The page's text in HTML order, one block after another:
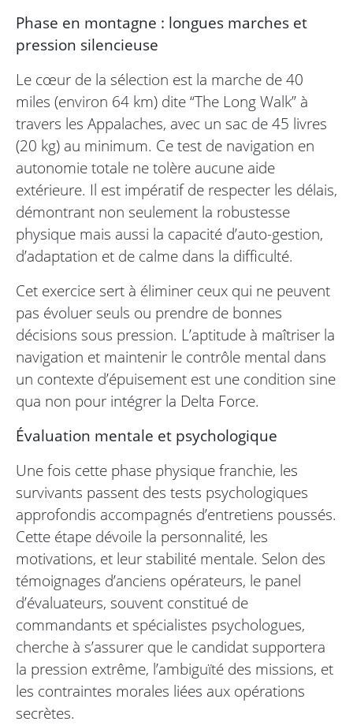
Phase en montagne : longues marches et
pression silencieuse
Le cœur de la sélection est la marche de 40
miles (environ 64 km) dite “The Long Walk” à
travers les Appalaches, avec un sac de 45 livres
(20 kg) au minimum. Ce test de navigation en
autonomie totale ne tolère aucune aide
extérieure. Il est impératif de respecter les délais,
démontrant non seulement la robustesse
physique mais aussi la capacité d’auto-gestion,
d’adaptation et de calme dans la difficulté.
Cet exercice sert à éliminer ceux qui ne peuvent
pas évoluer seuls ou prendre de bonnes
décisions sous pression. L’aptitude à maîtriser la
navigation et maintenir le contrôle mental dans
un contexte d’épuisement est une condition sine
qua non pour intégrer la Delta Force.
Évaluation mentale et psychologique
Une fois cette phase physique franchie, les
survivants passent des tests psychologiques
approfondis accompagnés d’entretiens poussés.
Cette étape dévoile la personnalité, les
motivations, et leur stabilité mentale. Selon des
témoignages d’anciens opérateurs, le panel
d’évaluateurs, souvent constitué de
commandants et spécialistes psychologues,
cherche à s’assurer que le candidat supportera
la pression extrême, l’ambiguïté des missions, et
les contraintes morales liées aux opérations
secrètes.